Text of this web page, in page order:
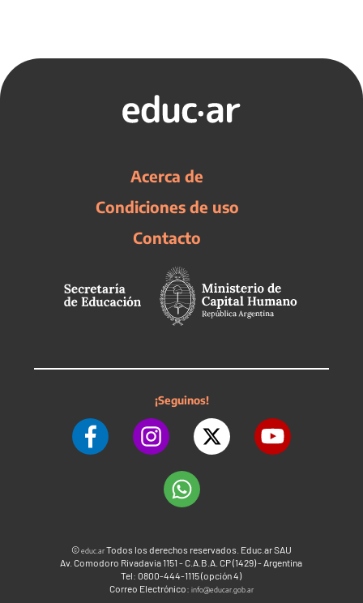
Acerca de
Condiciones de uso
Contacto
¡Seguinos!
©educ.arTodos los derechos reservados. Educ.ar SAU
Av. Comodoro Rivadavia 1151 - C.A.B.A. CP (1429) - Argentina
Tel: 0800-444-1115 (opción 4)
Correo Electrónico: info@educar.gob.ar